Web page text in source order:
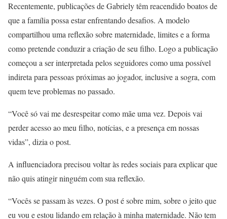
Recentemente, publicações de Gabriely têm reacendido boatos de
que a família possa estar enfrentando desafios. A modelo
compartilhou uma reflexão sobre maternidade, limites e a forma
como pretende conduzir a criação de seu filho. Logo a publicação
começou a ser interpretada pelos seguidores como uma possível
indireta para pessoas próximas ao jogador, inclusive a sogra, com
quem teve problemas no passado.
“Você só vai me desrespeitar como mãe uma vez. Depois vai
perder acesso ao meu filho, notícias, e a presença em nossas
vidas”, dizia o post.
A influenciadora precisou voltar às redes sociais para explicar que
não quis atingir ninguém com sua reflexão.
“Vocês se passam às vezes. O post é sobre mim, sobre o jeito que
eu vou e estou lidando em relação à minha maternidade. Não tem